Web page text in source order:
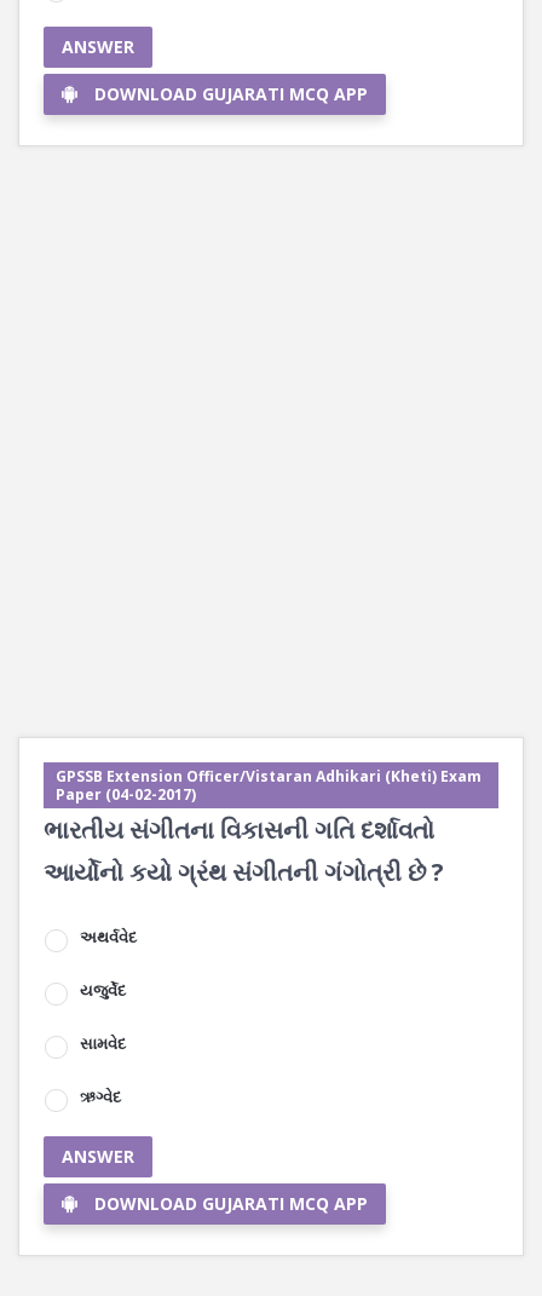
ANSWER
DOWNLOAD GUJARATI MCQ APP
GPSSB Extension Officer/Vistaran Adhikari (Kheti) Exam
Paper (04-02-2017)
ભારતીય સંગીતના વિકાસની ગતિ દર્શાવતો
આર્યોનો કયો ગ્રંથ સંગીતની ગંગોત્રી છે ?
અથર્વવેદ
યજુર્વેદ
સામવેદ
ઋગ્વેદ
ANSWER
DOWNLOAD GUJARATI MCQ APP